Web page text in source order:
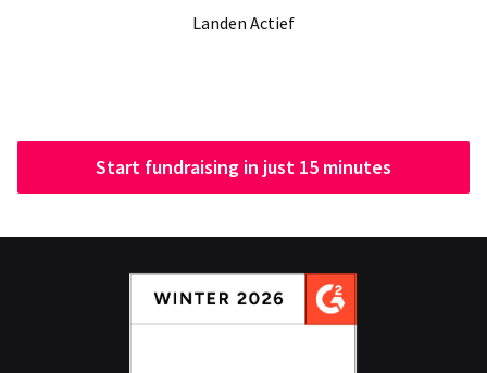
Landen Actief
Start fundraising in just 15 minutes